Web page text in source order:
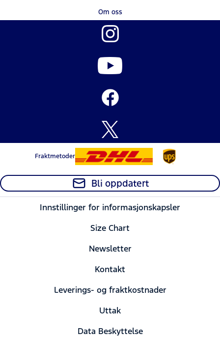
Om oss
Fraktmetoder
Bli oppdatert
Innstillinger for informasjonskapsler
Size Chart
Newsletter
Kontakt
Leverings- og fraktkostnader
Uttak
Data Beskyttelse